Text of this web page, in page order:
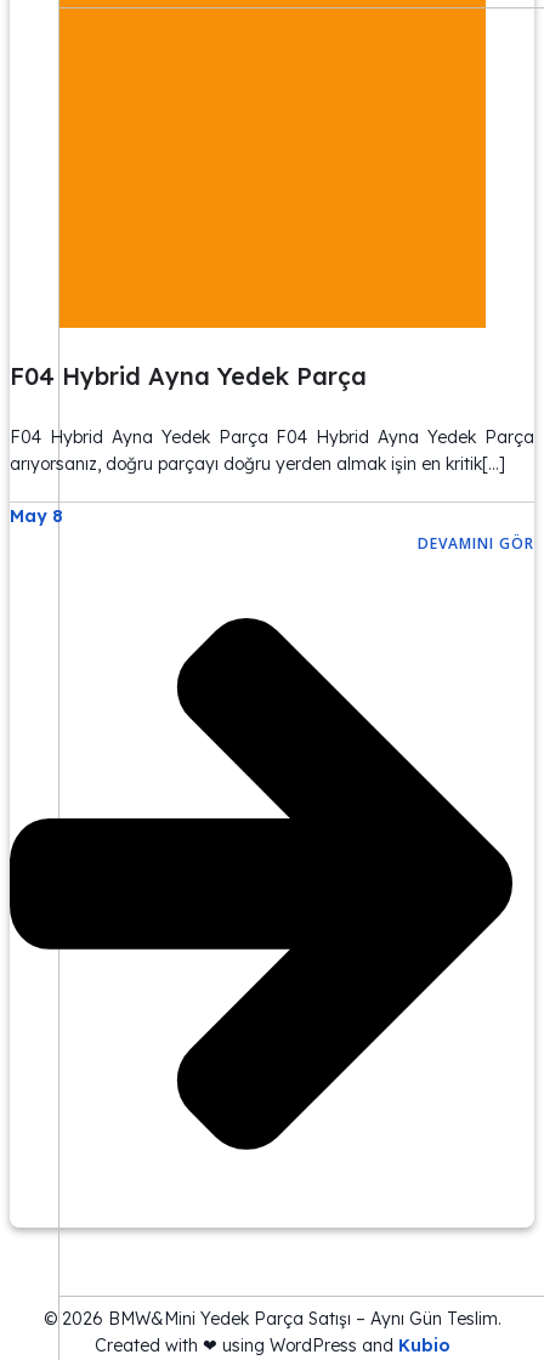
F04 Hybrid Ayna Yedek Parça
F04 Hybrid Ayna Yedek Parça F04 Hybrid Ayna Yedek Parça
arıyorsanız, doğru parçayı doğru yerden almak işin en kritik[…]
May 8
DEVAMINI GÖR
© 2026 BMW&Mini Yedek Parça Satışı – Aynı Gün Teslim.
Created with ❤ using WordPress and Kubio